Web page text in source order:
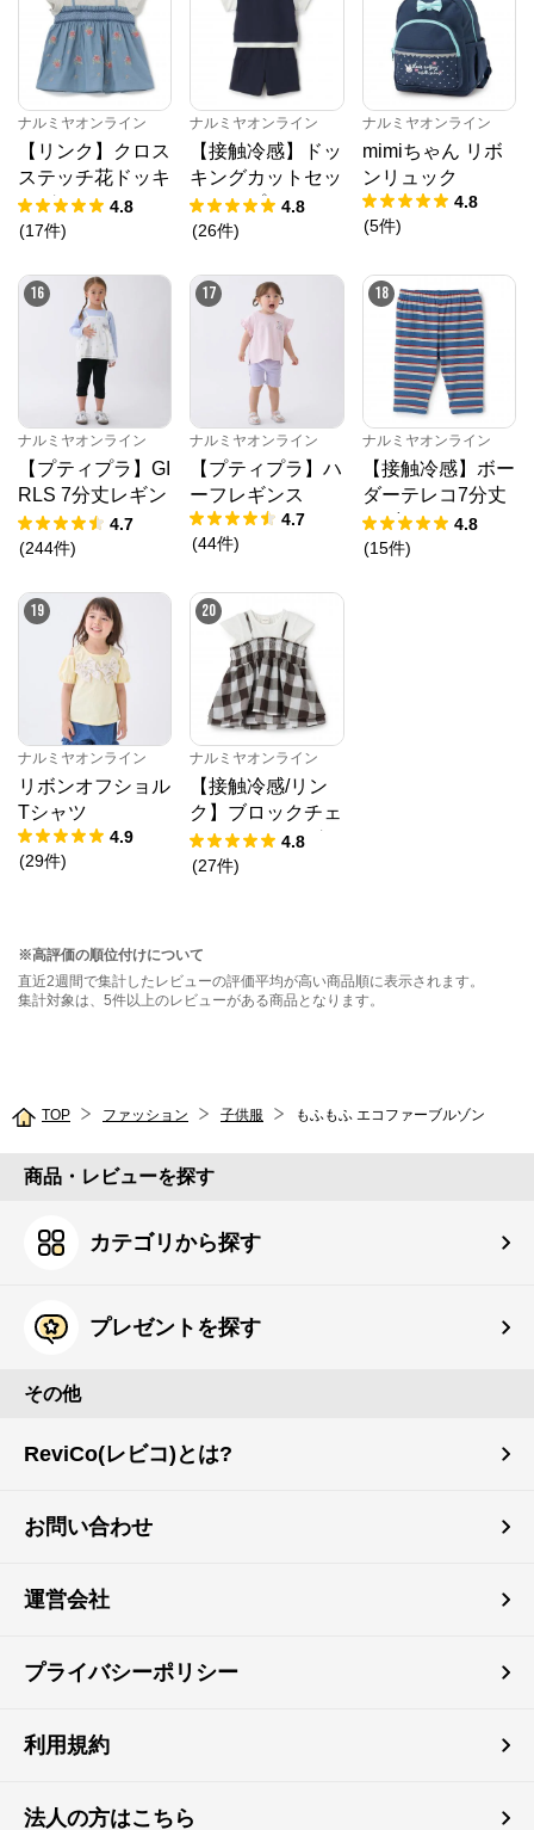
ナルミヤオンライン
【リンク】クロス
ステッチ花ドッキ
ングTシャツ
4.8
(17件)
ナルミヤオンライン
【接触冷感】ドッ
キングカットセッ
トアップ
4.8
(26件)
ナルミヤオンライン
mimiちゃん リボ
ンリュック
4.8
(5件)
16
ナルミヤオンライン
【プティプラ】GI
RLS 7分丈レギン
ス
4.7
(244件)
17
ナルミヤオンライン
【プティプラ】ハ
ーフレギンス
4.7
(44件)
18
ナルミヤオンライン
【接触冷感】ボー
ダーテレコ7分丈
レギンス
4.8
(15件)
19
ナルミヤオンライン
リボンオフショル
Tシャツ
4.9
(29件)
20
ナルミヤオンライン
【接触冷感/リン
ク】ブロックチェ
ックドッキングT
シャツ
4.8
(27件)
※高評価の順位付けについて
直近2週間で集計したレビューの評価平均が高い商品順に表示されます。
集計対象は、5件以上のレビューがある商品となります。
TOP ファッション 子供服 もふもふ エコファーブルゾン
商品・レビューを探す
カテゴリから探す
プレゼントを探す
その他
ReviCo(レビコ)とは?
お問い合わせ
運営会社
プライバシーポリシー
利用規約
法人の方はこちら